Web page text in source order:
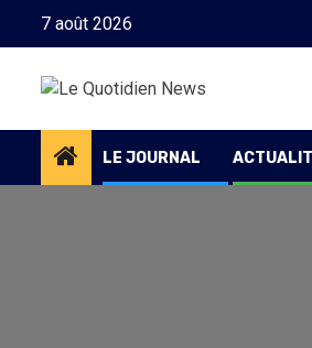
7 août 2026
LE JOURNAL